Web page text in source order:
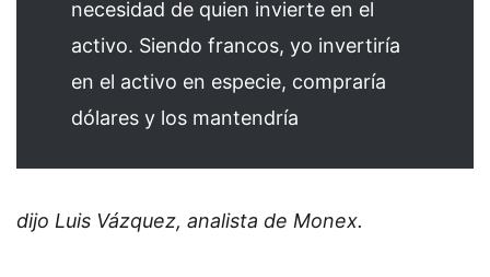
necesidad de quien invierte en el
activo. Siendo francos, yo invertiría
en el activo en especie, compraría
dólares y los mantendría
dijo Luis Vázquez, analista de Monex.